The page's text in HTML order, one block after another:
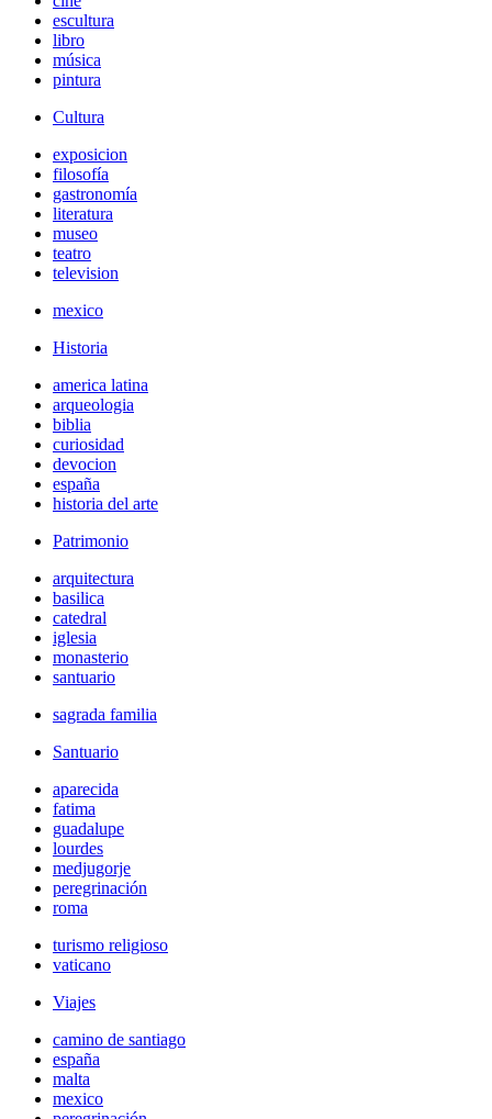
escultura
libro
música
pintura
Cultura
exposicion
filosofía
gastronomía
literatura
museo
teatro
television
mexico
Historia
america latina
arqueologia
biblia
curiosidad
devocion
españa
historia del arte
Patrimonio
arquitectura
basilica
catedral
iglesia
monasterio
santuario
sagrada familia
Santuario
aparecida
fatima
guadalupe
lourdes
medjugorje
peregrinación
roma
turismo religioso
vaticano
Viajes
camino de santiago
españa
malta
mexico